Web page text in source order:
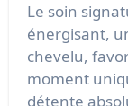
Le soin
énergisant,
chevelu,
moment
détente